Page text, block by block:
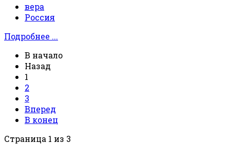
вера
Россия
Подробнее ...
В начало
Назад
1
2
3
Вперед
В конец
Страница 1 из 3